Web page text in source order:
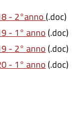
- 2°anno (.doc)
- 1° anno (.doc)
- 2° anno (.doc)
- 1° anno (.doc)